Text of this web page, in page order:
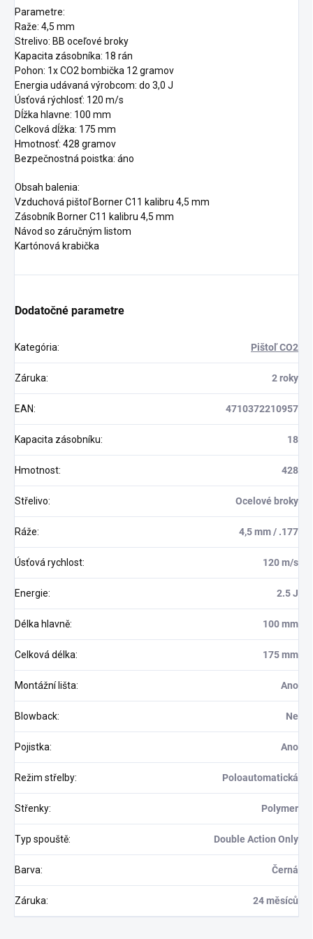
Parametre:
Raže: 4,5 mm
Strelivo: BB oceľové broky
Kapacita zásobníka: 18 rán
Pohon: 1x CO2 bombička 12 gramov
Energia udávaná výrobcom: do 3,0 J
Úsťová rýchlosť: 120 m/s
Dĺžka hlavne: 100 mm
Celková dĺžka: 175 mm
Hmotnosť: 428 gramov
Bezpečnostná poistka: áno
Obsah balenia:
Vzduchová pištoľ Borner C11 kalibru 4,5 mm
Zásobník Borner C11 kalibru 4,5 mm
Návod so záručným listom
Kartónová krabička
Dodatočné parametre
Kategória: Pištoľ CO2
Záruka: 2 roky
EAN: 4710372210957
Kapacita zásobníku: 18
Hmotnost: 428
Střelivo: Ocelové broky
Ráže: 4,5 mm / .177
Úsťová rychlost: 120 m/s
Energie: 2.5 J
Délka hlavně: 100 mm
Celková délka: 175 mm
Montážní lišta: Ano
Blowback: Ne
Pojistka: Ano
Režim střelby: Poloautomatická
Střenky: Polymer
Typ spouště: Double Action Only
Barva: Černá
Záruka: 24 měsíců
Odoslať